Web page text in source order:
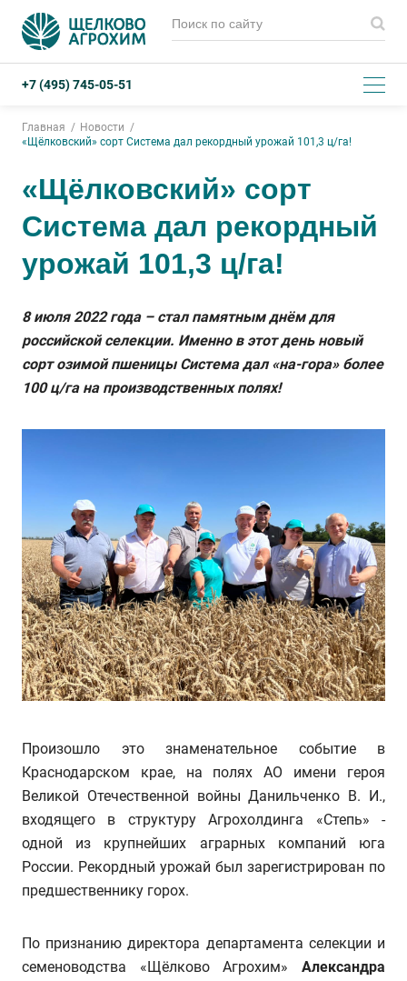
+7 (495) 745-05-51
Главная
Новости
«Щёлковский» сорт Система дал рекордный урожай 101,3 ц/га!
«Щёлковский» сорт
Система дал рекордный
урожай 101,3 ц/га!
8 июля 2022 года – стал памятным днём для
российской селекции. Именно в этот день новый
сорт озимой пшеницы Система дал «на-гора» более
100 ц/га на производственных полях!
Произошло это знаменательное событие в
Краснодарском крае, на полях АО имени героя
Великой Отечественной войны Данильченко В. И.,
входящего в структуру Агрохолдинга «Степь» -
одной из крупнейших аграрных компаний юга
России. Рекордный урожай был зарегистрирован по
предшественнику горох.
По признанию директора департамента селекции и
семеноводства «Щёлково Агрохим» Александра